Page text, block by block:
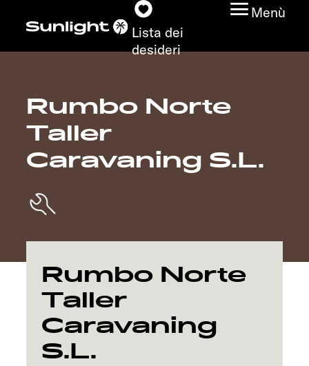
Lista dei
desideri
Menù
Modelli
Configuratore
Trovate il vostro
Sunlight
Ricerca concessionari
Scoprire
Servizi
Rumbo Norte
Taller
Caravaning S.L.
Rumbo Norte
Taller
Caravaning
S.L.